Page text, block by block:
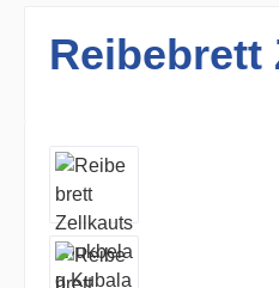
Reibebrett
Bildergalerie überspringen